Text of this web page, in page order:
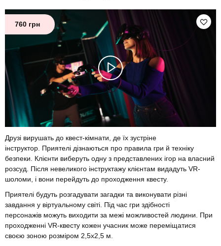
760 грн
Друзі вирушать до квест-кімнати, де їх зустріне
інструктор. Приятелі дізнаються про правила гри й техніку
безпеки. Клієнти виберуть одну з представлених ігор на власний
розсуд. Після невеликого інструктажу клієнтам видадуть VR-
шоломи, і вони перейдуть до проходження квесту.
Приятелі будуть розгадувати загадки та виконувати різні
завдання у віртуальному світі. Під час гри здібності
персонажів можуть виходити за межі можливостей людини. При
проходженні VR-квесту кожен учасник може переміщатися
своєю зоною розміром 2,5х2,5 м.